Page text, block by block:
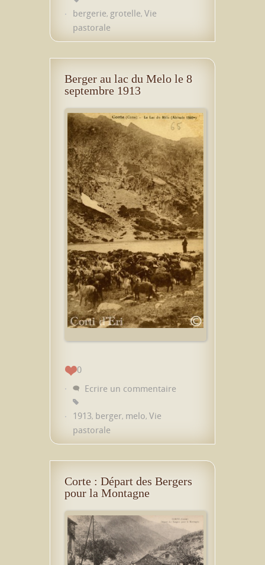
bergerie, grotelle, Vie
pastorale
Berger au lac du Melo le 8
septembre 1913
0
Ecrire un commentaire
1913, berger, melo, Vie
pastorale
Corte : Départ des Bergers
pour la Montagne